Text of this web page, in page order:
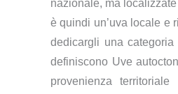
nazionale, ma
è quindi un’uva locale e
dedicargli una
definiscono Uve
provenienza